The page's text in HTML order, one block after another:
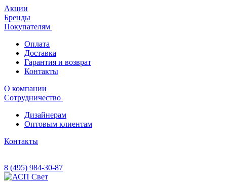
Акции
Бренды
Покупателям
Оплата
Доставка
Гарантия и возврат
Контакты
О компании
Сотрудничество
Дизайнерам
Оптовым клиентам
Контакты
8 (495) 984-30-87